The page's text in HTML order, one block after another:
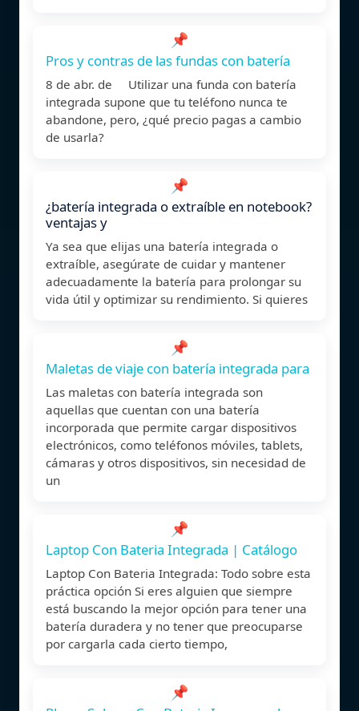
📌
Pros y contras de las fundas con batería
8 de abr. de Utilizar una funda con batería
integrada supone que tu teléfono nunca te
abandone, pero, ¿qué precio pagas a cambio
de usarla?
📌
¿batería integrada o extraíble en notebook?
ventajas y
Ya sea que elijas una batería integrada o
extraíble, asegúrate de cuidar y mantener
adecuadamente la batería para prolongar su
vida útil y optimizar su rendimiento. Si quieres
📌
Maletas de viaje con batería integrada para
Las maletas con batería integrada son
aquellas que cuentan con una batería
incorporada que permite cargar dispositivos
electrónicos, como teléfonos móviles, tablets,
cámaras y otros dispositivos, sin necesidad de
un
📌
Laptop Con Bateria Integrada | Catálogo
Laptop Con Bateria Integrada: Todo sobre esta
práctica opción Si eres alguien que siempre
está buscando la mejor opción para tener una
batería duradera y no tener que preocuparse
por cargarla cada cierto tiempo,
📌